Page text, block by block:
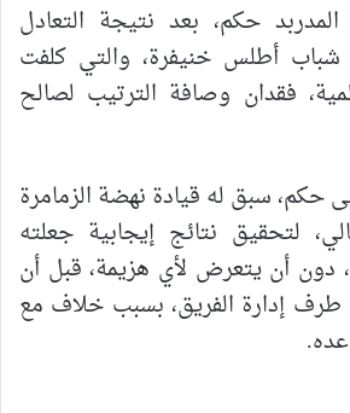
حكم، بعد نتيجة التعادل
شباب أطلس خنيفرة، والتي كلفت
فقدان وصافة الترتيب لصالح
حكم، سبق له قيادة نهضة الزمامرة
لتحقيق نتائج إيجابية جعلته
دون أن يتعرض لأي هزيمة، قبل أن
إدارة الفريق، بسبب خلاف مع